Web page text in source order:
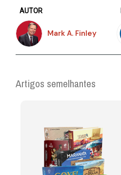
AUTOR
Mark A. Finley
Artigos semelhantes